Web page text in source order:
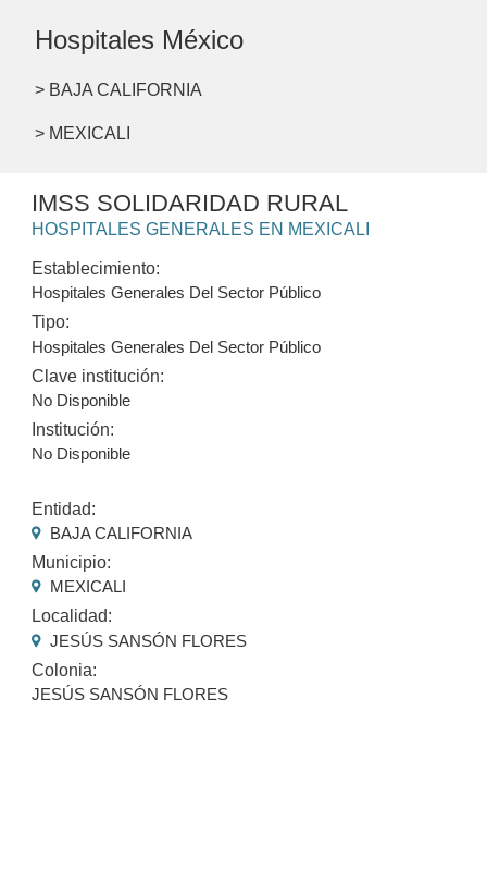
Hospitales México
> BAJA CALIFORNIA
> MEXICALI
IMSS SOLIDARIDAD RURAL
HOSPITALES GENERALES EN MEXICALI
Establecimiento:
Hospitales Generales Del Sector Público
Tipo:
Hospitales Generales Del Sector Público
Clave institución:
No Disponible
Institución:
No Disponible
Entidad:
BAJA CALIFORNIA
Municipio:
MEXICALI
Localidad:
JESÚS SANSÓN FLORES
Colonia:
JESÚS SANSÓN FLORES